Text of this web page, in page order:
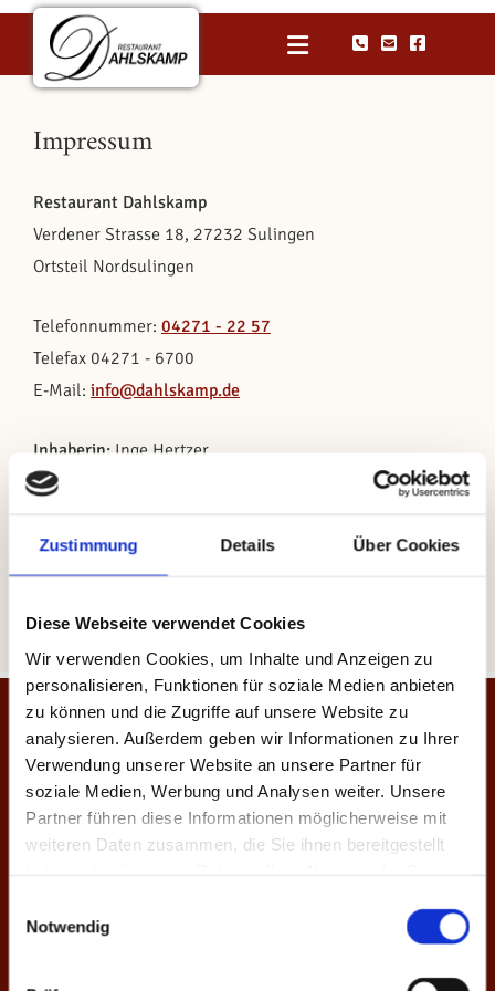
Zustimmung Details Über Cookies
Diese Webseite verwendet Cookies
Wir verwenden Cookies, um Inhalte und Anzeigen zu
personalisieren, Funktionen für soziale Medien anbieten
zu können und die Zugriffe auf unsere Website zu
analysieren. Außerdem geben wir Informationen zu Ihrer
Verwendung unserer Website an unsere Partner für
soziale Medien, Werbung und Analysen weiter. Unsere
Partner führen diese Informationen möglicherweise mit
weiteren Daten zusammen, die Sie ihnen bereitgestellt
Notwendig
Zum Inhalt springen
  
Impressum
Restaurant Dahlskamp
Verdener Strasse 18, 27232 Sulingen
Ortsteil Nordsulingen
Telefonnummer: 04271 - 22 57
Telefax 04271 - 6700
E-Mail: info@dahlskamp.de
Inhaberin: Inge Hertzer
Heise Home­pages |
Home­page er­stel­len las­sen
Heise Re­gio­Con­cept |
Restaurant Dahlskamp
Verdener Strasse 18, 27232 Sulingen
Ortsteil Nordsulingen
Telefonnummer: